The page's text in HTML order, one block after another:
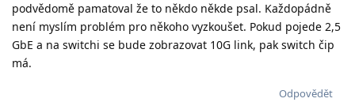
podvědomě pamatoval že to někdo někde psal. Každopádně
není myslím problém pro někoho vyzkoušet. Pokud pojede 2,5
GbE a na switchi se bude zobrazovat 10G link, pak switch čip
má.
Odpovědět